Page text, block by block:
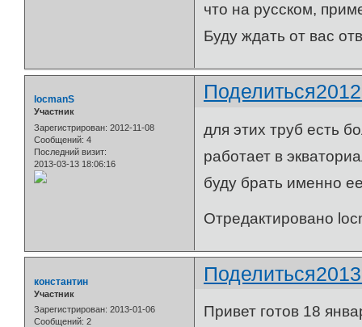
что на русском,
Буду ждать от вас
Поделиться
locmanS
Участник
Зарегистрирован: 2012-11-08
Сообщений: 4
Последний визит:
2013-03-13 18:06:16
для этих труб есть
работает в
буду брать именно
Отредактировано
Поделиться
константин
Участник
Зарегистрирован: 2013-01-06
Сообщений: 2
Привет готов 18